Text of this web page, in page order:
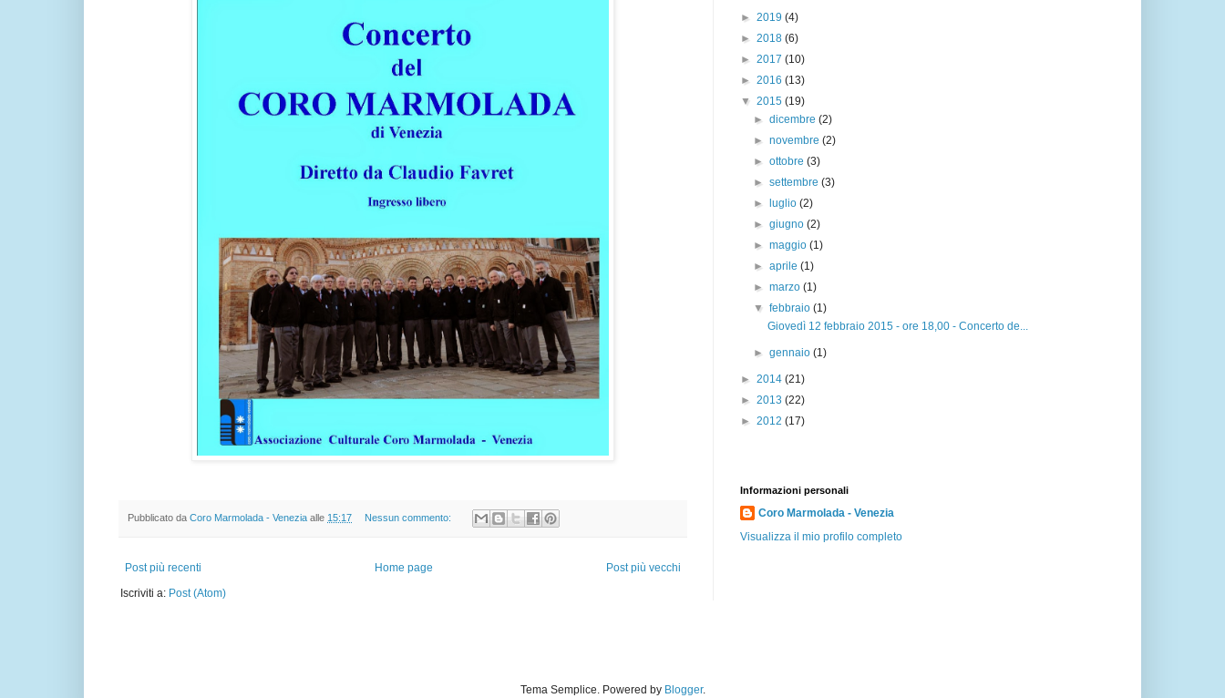
Pubblicato da Coro Marmolada - Venezia alle 15:17 Nessun commento:
Post più recenti Post più vecchi
Home page
Iscriviti a: Post (Atom)
► 2019 (4)
► 2018 (6)
► 2017 (10)
► 2016 (13)
▼ 2015 (19)
►dicembre(2)
►novembre(2)
►ottobre(3)
►settembre(3)
►
luglio(2)
►giugno(2)
►maggio(1)
►aprile(1)
►marzo(1)
▼febbraio(1)
Giovedì 12 febbraio 2015 - ore 18,00 - Concerto de...
►gennaio(1)
► 2014 (21)
► 2013 (22)
► 2012 (17)
Informazioni personali
Coro Marmolada - Venezia
Visualizza il mio profilo completo
Tema Semplice. Powered by Blogger.